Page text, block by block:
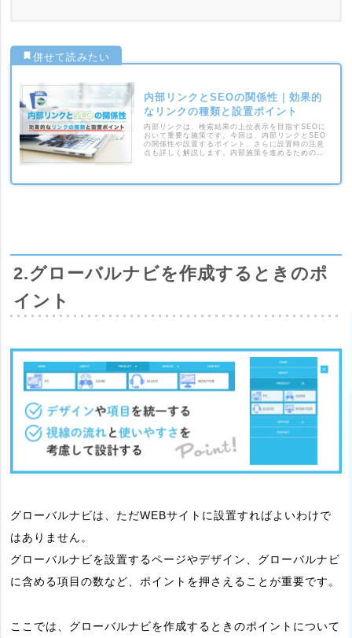
内部リンクとSEOの関係性｜効果的
なリンクの種類と設置ポイント
内部リンクは、検索結果の上位表示を目指すSEOに
おいて重要な施策です。今回は、内部リンクとSEO
の関係性や設置するポイント、さらに設置時の注意
点も詳しく解説します。内部施策を進めるための参
2.グローバルナビを作成するときのポ
イント
グローバルナビは、ただWEBサイトに設置すればよいわけで
はありません。
グローバルナビを設置するページやデザイン、グローバルナビ
に含める項目の数など、ポイントを押さえることが重要です。
ここでは、グローバルナビを作成するときのポイントについて